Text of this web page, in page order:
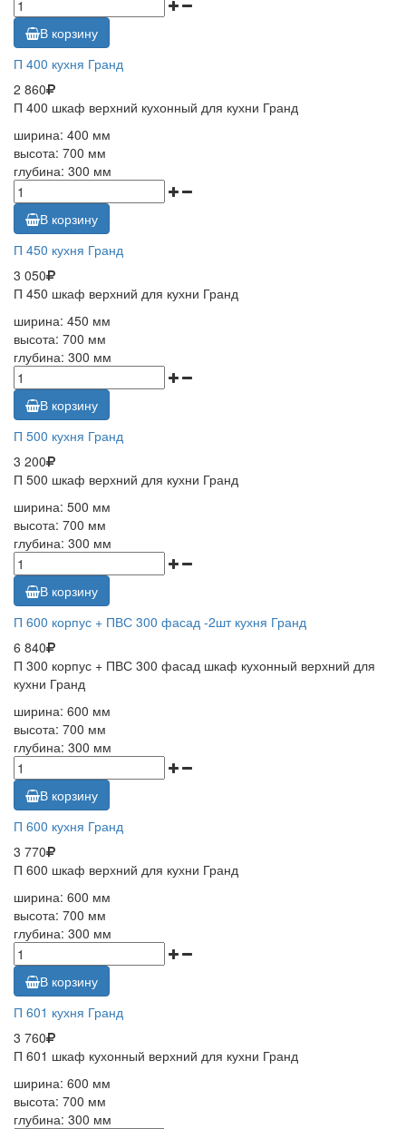
В корзину
П 400 кухня Гранд
2 860
П 400 шкаф верхний кухонный для кухни Гранд
ширина: 400 мм
высота: 700 мм
глубина: 300 мм
В корзину
П 450 кухня Гранд
3 050
П 450 шкаф верхний для кухни Гранд
ширина: 450 мм
высота: 700 мм
глубина: 300 мм
В корзину
П 500 кухня Гранд
3 200
П 500 шкаф верхний для кухни Гранд
ширина: 500 мм
высота: 700 мм
глубина: 300 мм
В корзину
П 600 корпус + ПВС 300 фасад -2шт кухня Гранд
6 840
П 300 корпус + ПВС 300 фасад шкаф кухонный верхний для
кухни Гранд
ширина: 600 мм
высота: 700 мм
глубина: 300 мм
В корзину
П 600 кухня Гранд
3 770
П 600 шкаф верхний для кухни Гранд
ширина: 600 мм
высота: 700 мм
глубина: 300 мм
В корзину
П 601 кухня Гранд
3 760
П 601 шкаф кухонный верхний для кухни Гранд
ширина: 600 мм
высота: 700 мм
глубина: 300 мм